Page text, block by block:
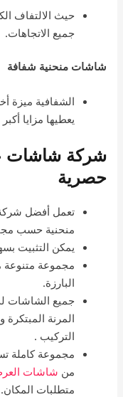
حيث الالتفاف
جميع الاتجاهات.
شاشات منحنية شفافة
الشفافية ميزة
يعطيها مزايا
شركة شاشات
حصرية
تعمل أفضل
منحنية حسب
يمكن التثبيت
مجموعة متنوعة
البارزة.
جميع الشاشات
المرنة
التركيب .
مجموعة كاملة
من شاشات
متطلبات المكان.